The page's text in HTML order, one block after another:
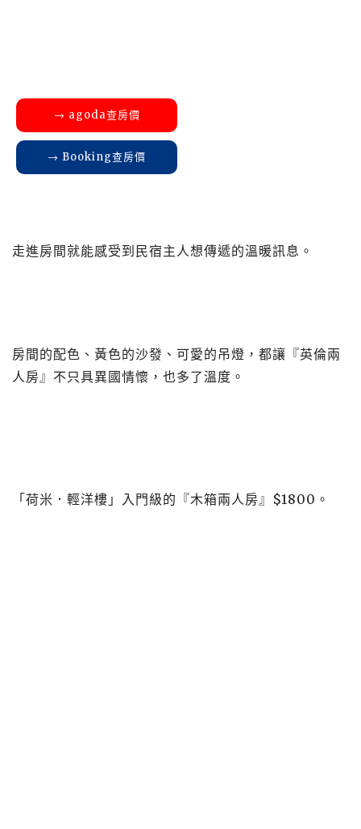
→ agoda查房價
→ Booking查房價
走進房間就能感受到民宿主人想傳遞的溫暖訊息。
房間的配色、黃色的沙發、可愛的吊燈，都讓『英倫兩
人房』不只具異國情懷，也多了溫度。
「荷米．輕洋樓」入門級的『木箱兩人房』$1800。